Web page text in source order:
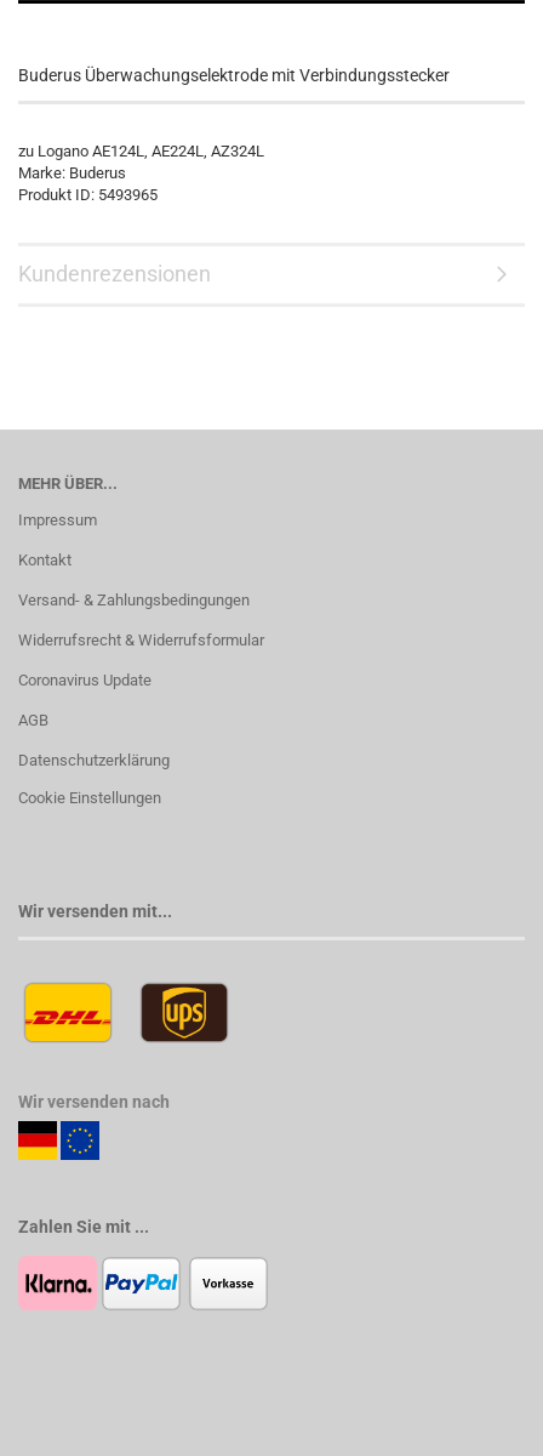
Buderus Überwachungselektrode mit Verbindungsstecker
zu Logano AE124L, AE224L, AZ324L
Marke: Buderus
Produkt ID: 5493965
Kundenrezensionen
MEHR ÜBER...
Impressum
Kontakt
Versand- & Zahlungsbedingungen
Widerrufsrecht & Widerrufsformular
Coronavirus Update
AGB
Datenschutzerklärung
Cookie Einstellungen
Wir versenden mit...
Wir versenden nach
Zahlen Sie mit ...